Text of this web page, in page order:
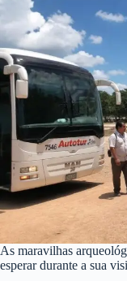
As maravilhas
esperar durante a sua